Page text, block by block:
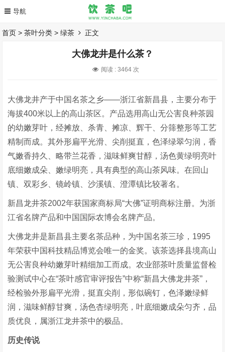
首页 >茶叶分类 >绿茶 正文
大佛龙井是什么茶？
阅读 :3464 次
大佛龙井产于中国名茶之乡——浙江省新昌县，主要分布于
海拔400米以上的高山茶区。产品选用高山无公害良种茶园
的幼嫩芽叶，经摊放、杀青、摊凉、辉干、分筛整形等工艺
精制而成。其外形扁平光滑、尖削挺直，色泽绿翠匀润，香
气嫩香持久、略带兰花香，滋味鲜爽甘醇，汤色黄绿明亮叶
底细嫩成朵、嫩绿明亮，具有典型的高山茶风味。在回山
镇、双彩乡、镜岭镇、沙溪镇、澄潭镇比较著名。
新昌龙井茶2002年获国家商标局“大佛”证明商标注册。为浙
江省名牌产品和中国国际农博会名牌产品。
大佛龙井是新昌县主要名茶品种，为中国名茶三珍，1995
年荣获中国科技精品博览会唯一的金奖。该茶选择县境高山
无公害良种幼嫩芽叶精细加工而成。农业部茶叶质量监督检
验测试中心在“茶叶感官审评报告”中称“新昌大佛龙井茶”，
经检验外形扁平光滑，挺直尖削，形似碗钉，色泽嫩绿鲜
润，滋味鲜醇甘爽，汤色杏绿明亮，叶底细嫩成朵匀齐，品
质优良，属浙江龙井茶中的极品。
历史传说